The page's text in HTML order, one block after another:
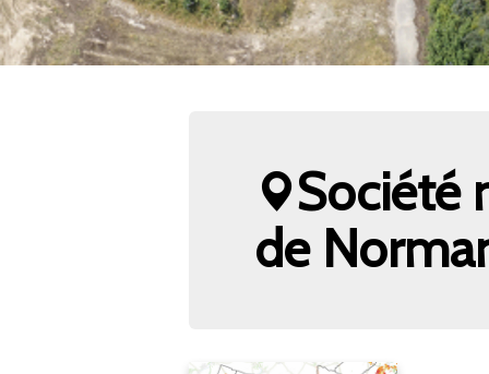
Société
de